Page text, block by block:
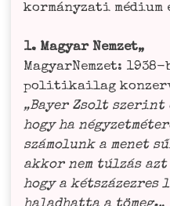
kor­má­ny­za­ti médi­um
1. Magyar Nem­zet„
Magyar­Nem­zet:
poli­ti­k­ai­lag
„Bay­er Zsolt
hogy ha
szá­mo­lunk a menet
akkor nem túl­zás azt
hogy a kéts­zá­zez­res